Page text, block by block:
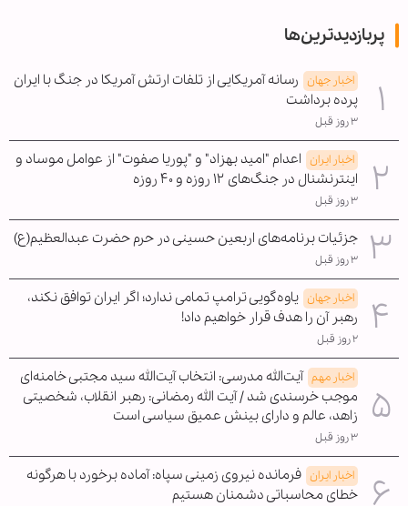
پربازدیدترین‌ها
اخبار جهان رسانه آمریکایی از تلفات ارتش آمریکا در جنگ با ایران
پرده برداشت
۳ روز قبل
اخبار ایران اعدام "امید بهزاد" و "پوریا صفوت" از عوامل موساد و
اینترنشنال در جنگ‌های ۱۲ روزه و ۴۰ روزه
۳ روز قبل
جزئیات برنامه‌های اربعین حسینی در حرم حضرت عبدالعظیم(ع)
۳ روز قبل
اخبار جهان یاوه‌گویی ترامپ تمامی ندارد؛ اگر ایران توافق نکند،
رهبر آن را هدف قرار خواهیم داد!
۲ روز قبل
اخبار مهم آیت‌الله مدرسی: انتخاب آیت‌الله سید مجتبی خامنه‌ای
موجب خرسندی شد / آیت الله رمضانی: رهبر انقلاب، شخصیتی
زاهد، عالم و دارای بینش عمیق سیاسی است
۳ روز قبل
اخبار ایران فرمانده نیروی زمینی سپاه: آماده برخورد با هرگونه
خطای محاسباتی دشمنان هستیم